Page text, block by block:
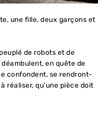
une fille, deux garçons et
de robots et de
en quête de
confondent, se rendront-
réaliser, qu’une pièce doit